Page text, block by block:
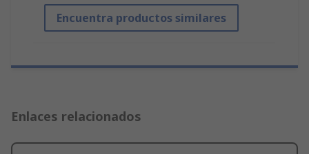
Encuentra productos similares
Enlaces relacionados